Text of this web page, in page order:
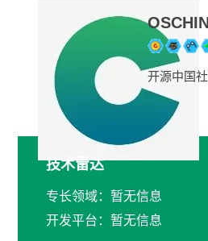
开源中国
技术雷达
专长领域：暂无信息
开发平台：暂无信息